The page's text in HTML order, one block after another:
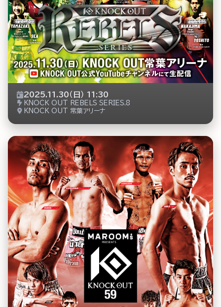
2025.11.30（日） 11:30
KNOCK OUT REBELS SERIES.8
KNOCK OUT 常葉アリーナ